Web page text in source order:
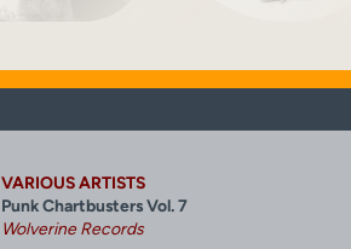
VARIOUS ARTISTS
Punk Chartbusters Vol. 7
Wolverine Records